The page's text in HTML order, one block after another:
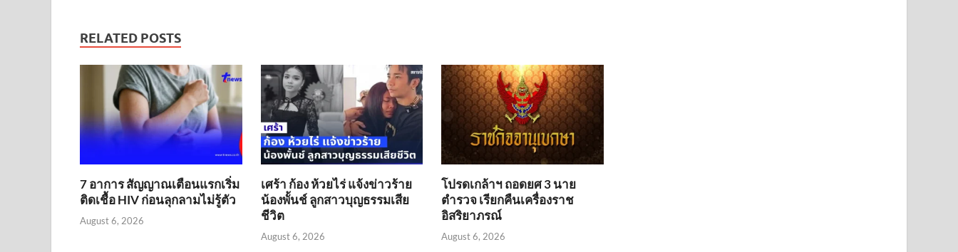
RELATED POSTS
7 อาการ สัญญาณเตือนแรกเริ่ม
ติดเชื้อ HIV ก่อนลุกลามไม่รู้ตัว
August 6, 2026
เศร้า ก้อง ห้วยไร่ แจ้งข่าวร้าย
น้องพั้นช์ ลูกสาวบุญธรรมเสีย
ชีวิต
August 6, 2026
โปรดเกล้าฯ ถอดยศ 3 นาย
ตำรวจ เรียกคืนเครื่องราช
อิสริยาภรณ์
August 6, 2026